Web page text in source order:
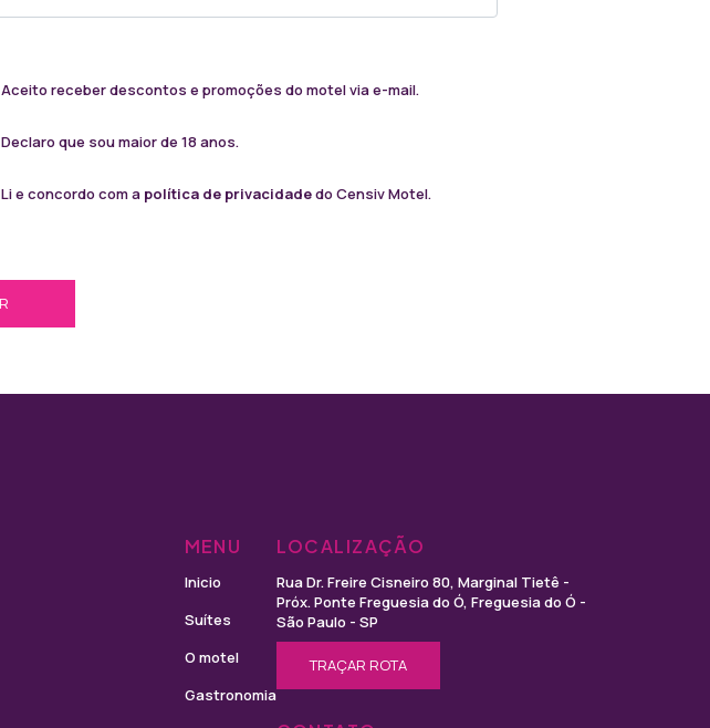
Aceito receber descontos e promoções do motel via e-mail.
Declaro que sou maior de 18 anos.
Li e concordo com a política de privacidadedo Censiv Motel.
MENU
Inicio
Suítes
O motel
Gastronomia
LOCALIZAÇÃO
Rua Dr. Freire Cisneiro 80, Marginal Tietê -
Próx. Ponte Freguesia do Ó, Freguesia do Ó -
São Paulo - SP
TRAÇAR ROTA